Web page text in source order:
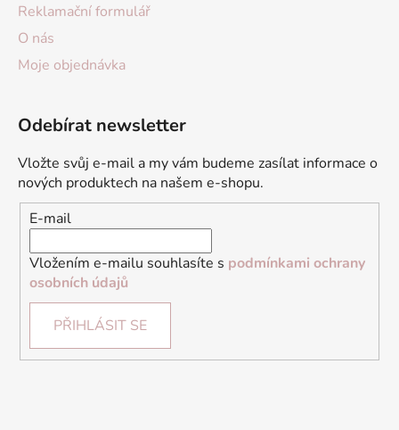
Reklamační formulář
O nás
Moje objednávka
Odebírat newsletter
Vložte svůj e-mail a my vám budeme zasílat informace o
nových produktech na našem e-shopu.
E-mail
Vložením e-mailu souhlasíte s podmínkami ochrany
osobních údajů
PŘIHLÁSIT SE